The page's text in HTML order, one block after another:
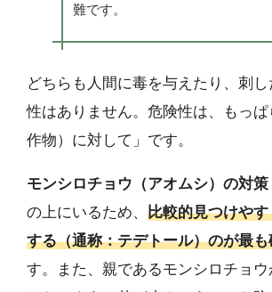
難です。
どちらも人間に毒を与えたり、刺
性はありません。危険性は、もっ
作物）に対して」です。
モンシロチョウ（アオムシ）の対策
の上にいるため、 比較的見つけや
する（通称：テデトール）のが最
す。また、親であるモンシロチョ